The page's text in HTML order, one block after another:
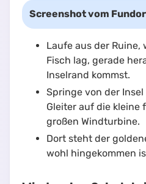
Screenshot vom
Laufe aus der
Fisch lag, gerade
Inselrand kommst.
Springe von der
Gleiter auf die kleine
großen Windturbine.
Dort steht der
wohl hingekommen